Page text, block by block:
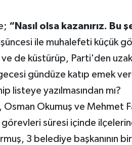
“Nasıl olsa kazanırız. Bu
ile muhalefeti küçük
de küstürüp, Parti'den
gecesi gündüze katıp emek
listeye yazılmasından mı?
Osman Okumuş ve Mehmet
görevleri süresi içinde
3 belediye başkanının bir